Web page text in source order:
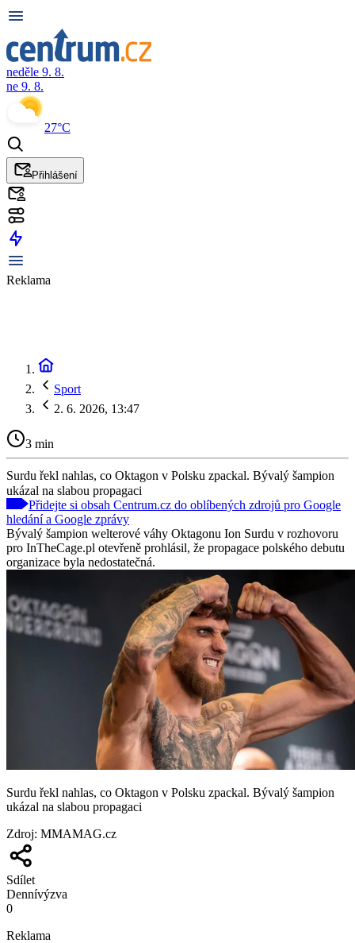
neděle 9. 8.
ne 9. 8.
27°C
Přihlášení
Reklama
Sport
2. 6. 2026, 13:47
3 min
Surdu řekl nahlas, co Oktagon v Polsku zpackal. Bývalý šampion
ukázal na slabou propagaci
Přidejte si obsah Centrum.cz do oblíbených zdrojů pro Google
hledání a Google zprávy
Bývalý šampion welterové váhy Oktagonu Ion Surdu v rozhovoru
pro InTheCage.pl otevřeně prohlásil, že propagace polského debutu
organizace byla nedostatečná.
Surdu řekl nahlas, co Oktagon v Polsku zpackal. Bývalý šampion
ukázal na slabou propagaci
Zdroj: MMAMAG.cz
Sdílet
Dennívýzva
0
Reklama